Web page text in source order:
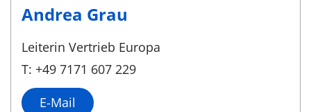
Andrea Grau
Leiterin Vertrieb Europa
T: +49 7171 607 229
E-Mail